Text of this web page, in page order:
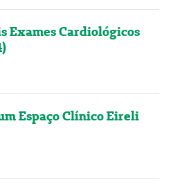
Exames Cardiológicos
Espaço Clínico Eireli